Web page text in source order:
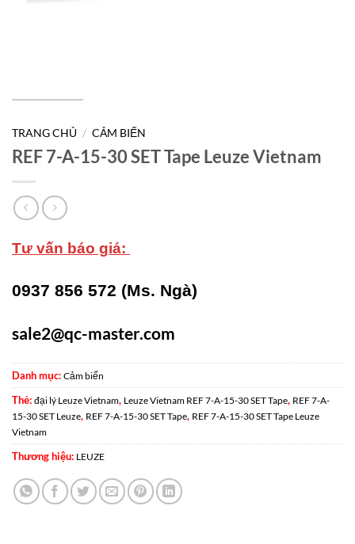
TRANG CHỦ / CẢM BIẾN
REF 7-A-15-30 SET Tape Leuze Vietnam
Tư vấn báo giá:
0937 856 572 (Ms. Ngà)
sale2@qc-master.com
Danh mục: Cảm biến
Thẻ: đại lý Leuze Vietnam, Leuze Vietnam REF 7-A-15-30 SET Tape, REF 7-A-
15-30 SET Leuze, REF 7-A-15-30 SET Tape, REF 7-A-15-30 SET Tape Leuze
Vietnam
Thương hiệu: LEUZE